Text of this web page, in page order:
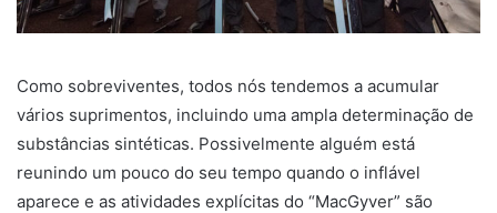
Como sobreviventes, todos nós tendemos a acumular
vários suprimentos, incluindo uma ampla determinação de
substâncias sintéticas. Possivelmente alguém está
reunindo um pouco do seu tempo quando o inflável
aparece e as atividades explícitas do “MacGyver” são